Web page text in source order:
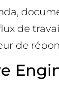
de
de